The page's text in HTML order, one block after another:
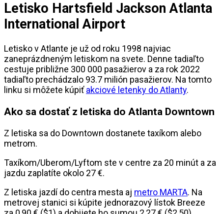
Letisko Hartsfield Jackson Atlanta
International Airport
Letisko v Atlante je už od roku 1998 najviac
zaneprázdneným letiskom na svete. Denne tadiaľto
cestuje približne 300 000 pasažierov a za rok 2022
tadiaľto prechádzalo 93.7 milión pasažierov. Na tomto
linku si môžete kúpiťakciové letenky do Atlanty.
Ako sa dostať z letiska do Atlanta Downtown
Z letiska sa do Downtown dostanete taxíkom alebo
metrom.
Taxíkom/Uberom/Lyftom ste v centre za 20 minút a za
jazdu zaplatíte okolo 27 €.
Z letiska jazdí do centra mesta aj metro MARTA. Na
metrovej stanici si kúpite jednorazový lístok Breeze